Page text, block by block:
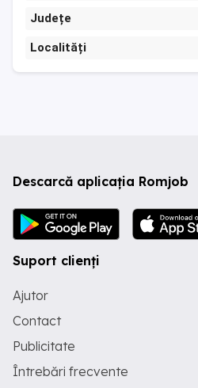
Județe
Localități
Descarcă aplicația Romjob
Suport clienți
Ajutor
Contact
Publicitate
Întrebări frecvente